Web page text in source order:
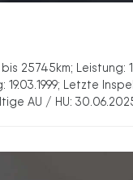
25745km; Leistung:
19.03.1999; Letzte
AU / HU: